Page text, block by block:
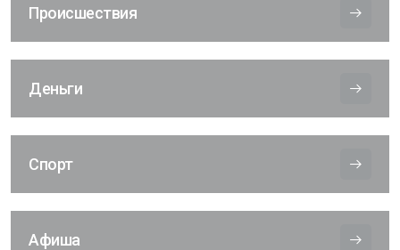
Происшествия
Деньги
Спорт
Афиша